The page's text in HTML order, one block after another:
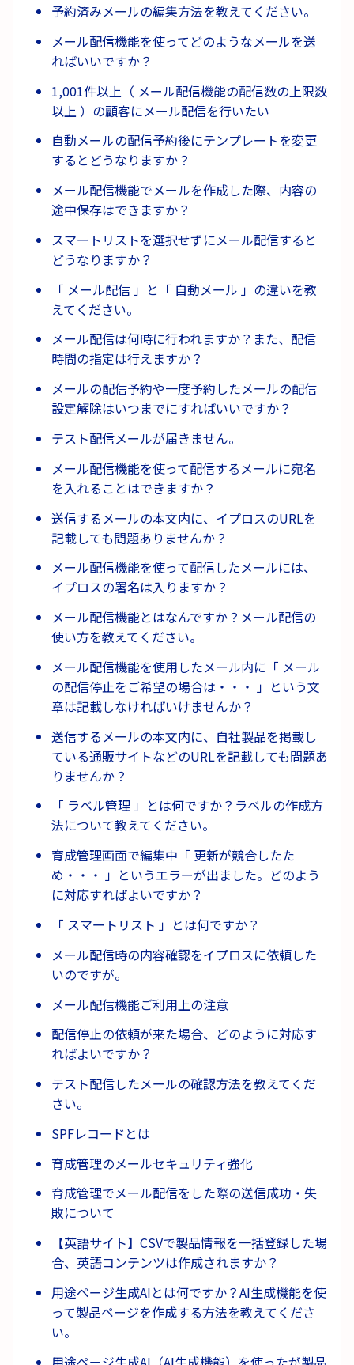
予約済みメールの編集方法を教えてください。
メール配信機能を使ってどのようなメールを送
ればいいですか？
1,001件以上（ メール配信機能の配信数の上限数
以上 ）の顧客にメール配信を行いたい
自動メールの配信予約後にテンプレートを変更
するとどうなりますか？
メール配信機能でメールを作成した際、内容の
途中保存はできますか？
スマートリストを選択せずにメール配信すると
どうなりますか？
「 メール配信 」と「 自動メール 」の違いを教
えてください。
メール配信は何時に行われますか？また、配信
時間の指定は行えますか？
メールの配信予約や一度予約したメールの配信
設定解除はいつまでにすればいいですか？
テスト配信メールが届きません。
メール配信機能を使って配信するメールに宛名
を入れることはできますか？
送信するメールの本文内に、イプロスのURLを
記載しても問題ありませんか？
メール配信機能を使って配信したメールには、
イプロスの署名は入りますか？
メール配信機能とはなんですか？メール配信の
使い方を教えてください。
メール配信機能を使用したメール内に「 メール
の配信停止をご希望の場合は・・・ 」という文
章は記載しなければいけませんか？
送信するメールの本文内に、自社製品を掲載し
ている通販サイトなどのURLを記載しても問題あ
りませんか？
「 ラベル管理 」とは何ですか？ラベルの作成方
法について教えてください。
育成管理画面で編集中「 更新が競合したた
め・・・ 」というエラーが出ました。どのよう
に対応すればよいですか？
「 スマートリスト 」とは何ですか？
メール配信時の内容確認をイプロスに依頼した
いのですが。
メール配信機能ご利用上の注意
配信停止の依頼が来た場合、どのように対応す
ればよいですか？
テスト配信したメールの確認方法を教えてくだ
さい。
SPFレコードとは
育成管理のメールセキュリティ強化
育成管理でメール配信をした際の送信成功・失
敗について
【英語サイト】CSVで製品情報を一括登録した場
合、英語コンテンツは作成されますか？
用途ページ生成AIとは何ですか？AI生成機能を使
って製品ページを作成する方法を教えてくださ
い。